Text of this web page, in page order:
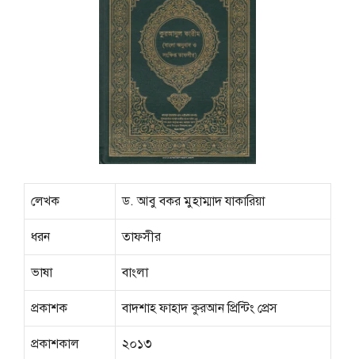
লেখক ড. আবু বকর মুহাম্মাদ যাকারিয়া
ধরন তাফসীর
ভাষা বাংলা
প্রকাশক বাদশাহ ফাহাদ কুরআন প্রিন্টিং প্রেস
প্রকাশকাল ২০১৩